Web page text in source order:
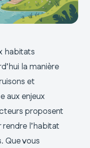
habitats
la manière
et
aux enjeux
proposent
l’habitat
Que vous